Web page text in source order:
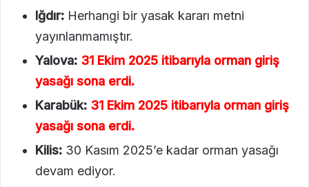
Iğdır: Herhangi bir yasak kararı metni
yayınlanmamıştır.
Yalova: 31 Ekim 2025 itibarıyla orman giriş
yasağı sona erdi.
Karabük: 31 Ekim 2025 itibarıyla orman giriş
yasağı sona erdi.
Kilis: 30 Kasım 2025’e kadar orman yasağı
devam ediyor.